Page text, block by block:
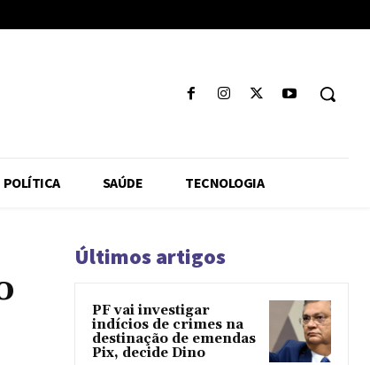
POLÍTICA SAÚDE TECNOLOGIA
Últimos artigos
PF vai investigar
indícios de crimes na
destinação de emendas
Pix, decide Dino